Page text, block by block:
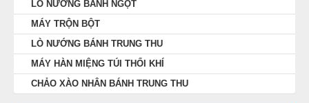
LÒ NƯỚNG BÁNH NGỌT
MÁY TRỘN BỘT
LÒ NƯỚNG BÁNH TRUNG THU
MÁY HÀN MIỆNG TÚI THỔI KHÍ
CHẢO XÀO NHÂN BÁNH TRUNG THU